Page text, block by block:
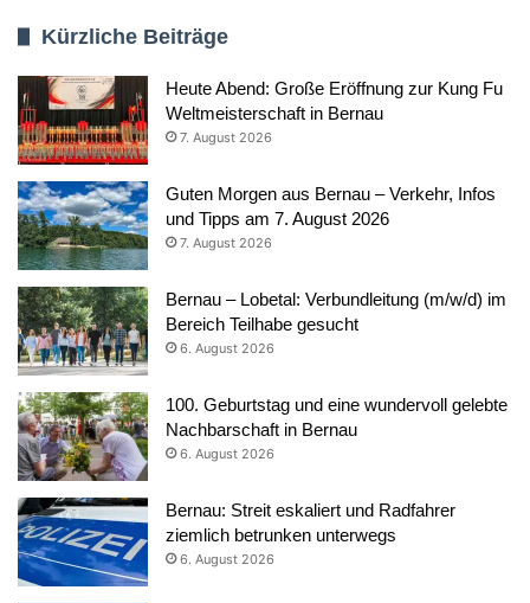
Kürzliche Beiträge
Heute Abend: Große Eröffnung zur Kung Fu
Weltmeisterschaft in Bernau
7. August 2026
Guten Morgen aus Bernau – Verkehr, Infos
und Tipps am 7. August 2026
7. August 2026
Bernau – Lobetal: Verbundleitung (m/w/d) im
Bereich Teilhabe gesucht
6. August 2026
100. Geburtstag und eine wundervoll gelebte
Nachbarschaft in Bernau
6. August 2026
Bernau: Streit eskaliert und Radfahrer
ziemlich betrunken unterwegs
6. August 2026